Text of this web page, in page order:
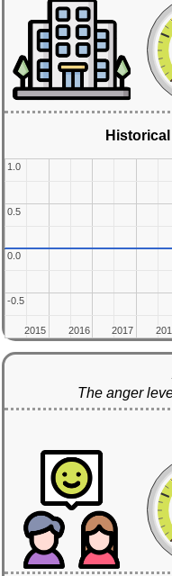
2015
2015 2016
2016 2017
2017
-0.5
-0.5
0.0
0.0
0.5
0.5
1.0
1.0
The anger